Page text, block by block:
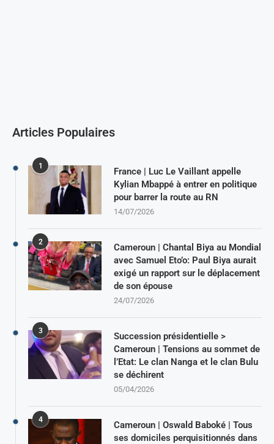
Articles Populaires
1
France | Luc Le Vaillant appelle
Kylian Mbappé à entrer en politique
pour barrer la route au RN
14/07/2026
2
Cameroun | Chantal Biya au Mondial
avec Samuel Eto’o: Paul Biya aurait
exigé un rapport sur le déplacement
de son épouse
24/07/2026
3
Succession présidentielle >
Cameroun | Tensions au sommet de
l’Etat: Le clan Nanga et le clan Bulu
se déchirent
05/04/2026
4
Cameroun | Oswald Baboké | Tous
ses domiciles perquisitionnés dans